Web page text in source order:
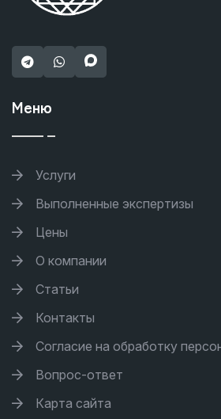
Меню
Услуги
Выполненные экспертизы
Цены
О компании
Статьи
Контакты
Согласие на обработку
Вопрос-ответ
Карта сайта